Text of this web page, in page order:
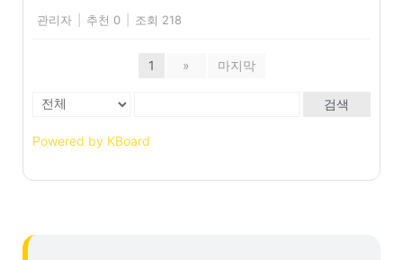
관리자 추천 0 조회 218
1 » 마지막
검색
Powered by KBoard